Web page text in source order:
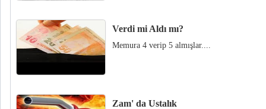
Verdi mi Aldı mı?
Memura 4 verip 5 almışlar....
Zam' da Ustalık